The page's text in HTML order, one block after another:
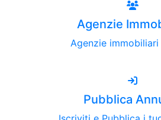
Agenzie
Agenzie
Pubblica